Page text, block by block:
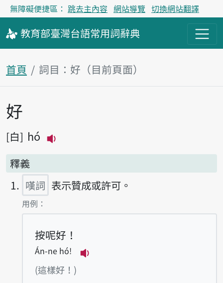
無障礙便捷區： 跳去主內容 網站導覽 切換網站翻譯
教育部臺灣台語常用詞辭典
首頁 詞目：好（目前頁面）
主內容區塊
好
白 hó
釋義
嘆詞 表示贊成或許可。
第1項釋義的
用例：
按呢好！
Án-ne hó!
(這樣好！)